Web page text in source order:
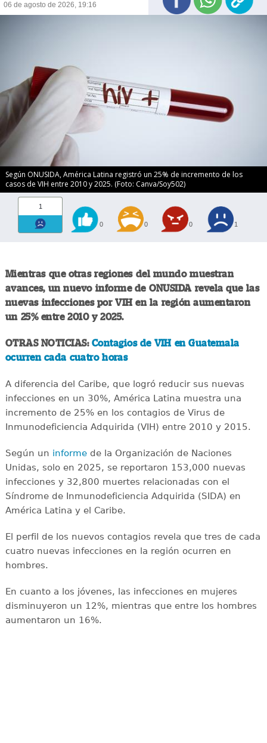
06 de agosto de 2026, 19:16
Según ONUSIDA, América Latina registró un 25% de incremento de los
casos de VIH entre 2010 y 2025. (Foto: Canva/Soy502)
1
0 0 0 1
Mientras que otras regiones del mundo muestran
avances, un nuevo informe de ONUSIDA revela que las
nuevas infecciones por VIH en la región aumentaron
un 25% entre 2010 y 2025.
OTRAS NOTICIAS: Contagios de VIH en Guatemala
ocurren cada cuatro horas
A diferencia del Caribe, que logró reducir sus nuevas
infecciones en un 30%, América Latina muestra una
incremento de 25% en los contagios de Virus de
Inmunodeficiencia Adquirida (VIH) entre 2010 y 2015.
Según un informede la Organización de Naciones
Unidas, solo en 2025, se reportaron 153,000 nuevas
infecciones y 32,800 muertes relacionadas con el
Síndrome de Inmunodeficiencia Adquirida (SIDA) en
América Latina y el Caribe.
El perfil de los nuevos contagios revela que tres de cada
cuatro nuevas infecciones en la región ocurren en
hombres.
En cuanto a los jóvenes, las infecciones en mujeres
disminuyeron un 12%, mientras que entre los hombres
aumentaron un 16%.